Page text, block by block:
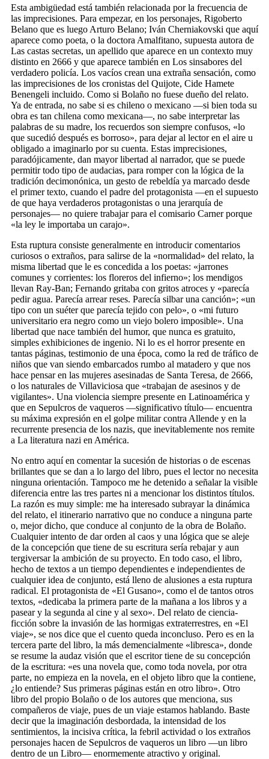
Esta ambigüedad está también relacionada por la frecuencia de
las imprecisiones. Para empezar, en los personajes, Rigoberto
Belano que es luego Arturo Belano; Iván Cherniakovski que aquí
aparece como poeta, o la doctora Amalfitano, supuesta autora de
Las castas secretas, un apellido que aparece en un contexto muy
distinto en 2666 y que aparece también en Los sinsabores del
verdadero policía. Los vacíos crean una extraña sensación, como
las imprecisiones de los cronistas del Quijote, Cide Hamete
Benengeli incluido. Como si Bolaño no fuese dueño del relato.
Ya de entrada, no sabe si es chileno o mexicano —si bien toda su
obra es tan chilena como mexicana—, no sabe interpretar las
palabras de su madre, los recuerdos son siempre confusos, «lo
que sucedió después es borroso», para dejar al lector en el aire u
obligado a imaginarlo por su cuenta. Estas imprecisiones,
paradójicamente, dan mayor libertad al narrador, que se puede
permitir todo tipo de audacias, para romper con la lógica de la
tradición decimonónica, un gesto de rebeldía ya marcado desde
el primer texto, cuando el padre del protagonista —en el supuesto
de que haya verdaderos protagonistas o una jerarquía de
personajes— no quiere trabajar para el comisario Carner porque
«la ley le importaba un carajo».
Esta ruptura consiste generalmente en introducir comentarios
curiosos o extraños, para salirse de la «normalidad» del relato, la
misma libertad que le es concedida a los poetas: «jarrones
comunes y corrientes: los floreros del infierno»; los mendigos
llevan Ray-Ban; Fernando gritaba con gritos atroces y «parecía
pedir agua. Parecía arrear reses. Parecía silbar una canción»; «un
tipo con un suéter que parecía tejido con pelo», o «mi futuro
universitario era negro como un viejo bolero imposible». Una
libertad que nace también del humor, que nunca es gratuito,
simples exhibiciones de ingenio. Ni lo es el horror presente en
tantas páginas, testimonio de una época, como la red de tráfico de
niños que van siendo embarcados rumbo al matadero y que nos
hace pensar en las mujeres asesinadas de Santa Teresa, de 2666,
o los naturales de Villaviciosa que «trabajan de asesinos y de
vigilantes». Una violencia siempre presente en Latinoamérica y
que en Sepulcros de vaqueros —significativo título— encuentra
su máxima expresión en el golpe militar contra Allende y en la
recurrente presencia de los nazis, que inevitablemente nos remite
a La literatura nazi en América.
No entro aquí en comentar la sucesión de historias o de escenas
brillantes que se dan a lo largo del libro, pues el lector no necesita
ninguna orientación. Tampoco me he detenido a señalar la visible
diferencia entre las tres partes ni a mencionar los distintos títulos.
La razón es muy simple: me ha interesado subrayar la dinámica
del relato, el itinerario narrativo que no conduce a ninguna parte
o, mejor dicho, que conduce al conjunto de la obra de Bolaño.
Cualquier intento de dar orden al caos y una lógica que se aleje
de la concepción que tiene de su escritura sería rebajar y aun
tergiversar la ambición de su proyecto. En todo caso, el libro,
hecho de textos a un tiempo dependientes e independientes de
cualquier idea de conjunto, está lleno de alusiones a esta ruptura
radical. El protagonista de «El Gusano», como el de tantos otros
textos, «dedicaba la primera parte de la mañana a los libros y a
pasear y la segunda al cine y al sexo». Del relato de ciencia-
ficción sobre la invasión de las hormigas extraterrestres, en «El
viaje», se nos dice que el cuento queda inconcluso. Pero es en la
tercera parte del libro, la más demencialmente «libresca», donde
se resume la audaz visión que el escritor tiene de su concepción
de la escritura: «es una novela que, como toda novela, por otra
parte, no empieza en la novela, en el objeto libro que la contiene,
¿lo entiende? Sus primeras páginas están en otro libro». Otro
libro del propio Bolaño o de los autores que menciona, sus
compañeros de viaje, pues de un viaje estamos hablando. Baste
decir que la imaginación desbordada, la intensidad de los
sentimientos, la incisiva crítica, la febril actividad o los extraños
personajes hacen de Sepulcros de vaqueros un libro —un libro
dentro de un Libro— enormemente atractivo y original.